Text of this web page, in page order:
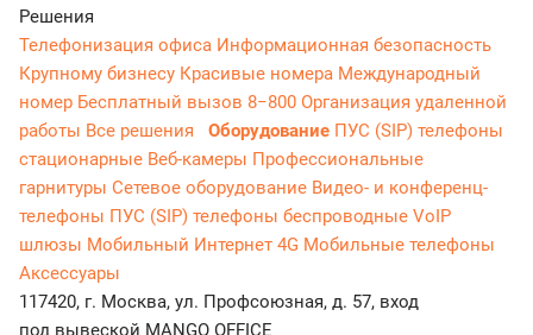
Решения
Телефонизация офиса Информационная безопасность
Крупному бизнесу Красивые номера Международный
номер Бесплатный вызов 8−800 Организация удаленной
работы Все решения Оборудование ПУС (SIP) телефоны
стационарные Веб-камеры Профессиональные
гарнитуры Сетевое оборудование Видео- и конференц-
телефоны ПУС (SIP) телефоны беспроводные VoIP
шлюзы Мобильный Интернет 4G Мобильные телефоны
Аксессуары
117420, г. Москва, ул. Профсоюзная, д. 57, вход
под вывеской MANGO OFFICE